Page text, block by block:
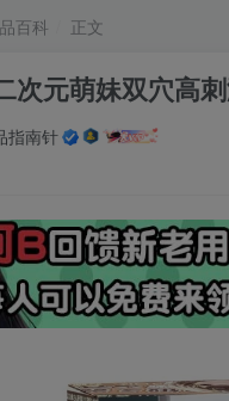
百科 正文
次元萌妹双穴高
指南针